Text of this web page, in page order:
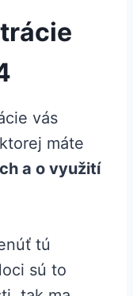
vás
máte
a o využití
tú
sú to